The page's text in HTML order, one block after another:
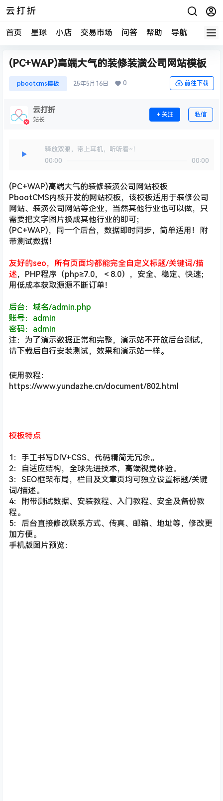
云打折
首页 星球 小店 交易市场 问答 帮助 导航 快报
(PC+WAP)高端大气的装修装潢公司网站模板
pbootcms模板 25年5月16日 0 前往下载
云打折
站长
关注 私信
释放双眼，带上耳机，听听看~！
00:00
00:00
(PC+WAP)高端大气的装修装潢公司网站模板
PbootCMS内核开发的网站模板，该模板适用于装修公司
网站、装潢公司网站等企业，当然其他行业也可以做，只
需要把文字图片换成其他行业的即可；
(PC+WAP)，同一个后台，数据即时同步，简单适用！附
带测试数据！
友好的seo，所有页面均都能完全自定义标题/关键词/描
述，PHP程序（php≥7.0，＜8.0），安全、稳定、快速；
用低成本获取源源不断订单！
后台：域名/admin.php
账号：admin
密码：admin
注：为了演示数据正常和完整，演示站不开放后台测试，
请下载后自行安装测试，效果和演示站一样。
使用教程：
https://www.yundazhe.cn/document/802.html
模板特点
1：手工书写DIV+CSS、代码精简无冗余。
2：自适应结构，全球先进技术，高端视觉体验。
3：SEO框架布局，栏目及文章页均可独立设置标题/关键
词/描述。
4：附带测试数据、安装教程、入门教程、安全及备份教
程。
5：后台直接修改联系方式、传真、邮箱、地址等，修改更
加方便。
手机版图片预览：